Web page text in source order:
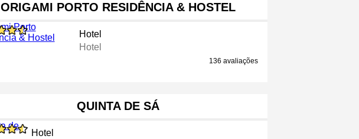
ORIGAMI PORTO RESIDÊNCIA & HOSTEL
Hotel
Hotel
136 avaliações
QUINTA DE SÁ
Hotel